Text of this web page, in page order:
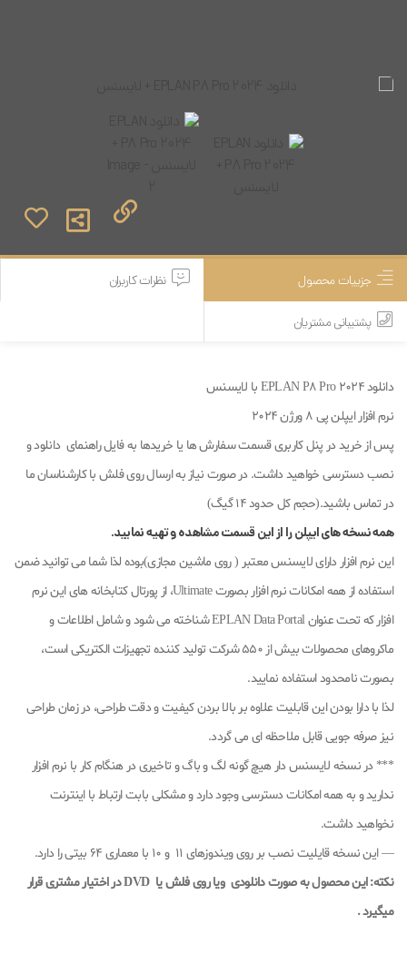
جزییات محصول نظرات کاربران
پشتیبانی مشتریان
دانلود EPLAN P8 Pro 2024 با لایسنس
نرم افزار ایپلن پی 8 ورژن 2024
پس از خرید در پنل کاربری قسمت سفارش ها یا خریدها به فایل راهنمای دانلود و
نصب دسترسی خواهید داشت. در صورت نیاز به ارسال روی فلش با کارشناسان ما
در تماس باشید.(حجم کل حدود 14 گیگ)
همه نسخه های ایپلن را از این قسمت مشاهده و تهیه نمایید.
این نرم افزار دارای لایسنس معتبر ( روی ماشین مجازی)بوده لذا شما می توانید ضمن
استفاده از همه امکانات نرم افزار بصورت Ultimate، از پورتال کتابخانه های این نرم
افزار که تحت عنوان EPLAN Data Portal شناخته می شود و شامل اطلاعات و
ماکروهای محصولات بیش از 550 شرکت تولید کننده تجهیزات الکتریکی است،
بصورت نامحدود استفاده نمایید.
لذا با دارا بودن این قابلیت علاوه بر بالا بردن کیفیت و دقت طراحی، در زمان طراحی
نیز صرفه جویی قابل ملاحظه ای می گردد.
*** در نسخه لایسنس دار هیچ گونه لگ و باگ و تاخیری در هنگام کار با نرم افزار
ندارید و به همه امکانات دسترسی وجود دارد و مشکلی بابت ارتباط با اینترنت
نخواهید داشت.
— این نسخه قایلیت نصب بر روی ویندوزهای 11 و 10 با معماری 64 بیتی را دارد.
نکته: این محصول به صورت دانلودی ویا روی فلش یا DVD در اختیار مشتری قرار
میگیرد.